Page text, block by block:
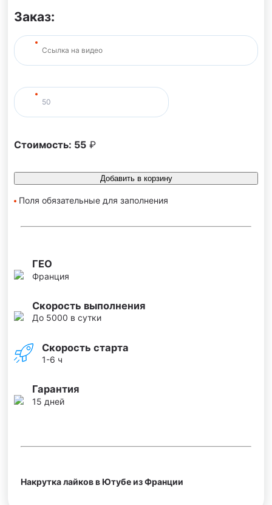
Заказ:
Стоимость: 55 ₽
Добавить в корзину
Поля обязательные для заполнения
ГЕО
Франция
Скорость выполнения
До 5000 в сутки
Скорость старта
1-6 ч
Гарантия
15 дней
Накрутка лайков в Ютубе из Франции